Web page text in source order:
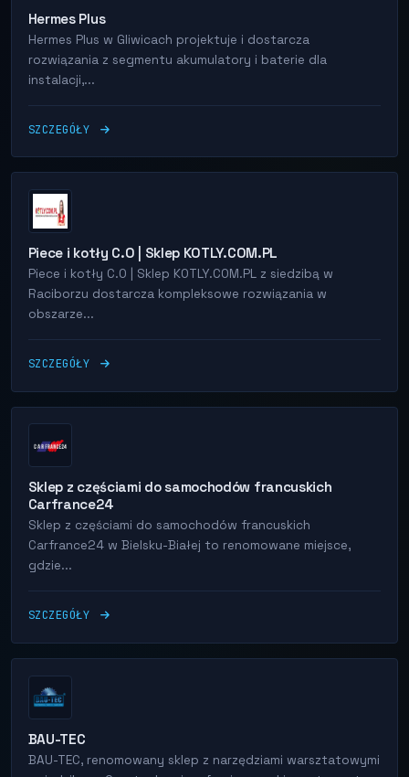
Hermes Plus
Hermes Plus w Gliwicach projektuje i dostarcza
rozwiązania z segmentu akumulatory i baterie dla
instalacji,...
SZCZEGÓŁY
Piece i kotły C.O | Sklep KOTLY.COM.PL
Piece i kotły C.O | Sklep KOTLY.COM.PL z siedzibą w
Raciborzu dostarcza kompleksowe rozwiązania w
obszarze...
SZCZEGÓŁY
Sklep z częściami do samochodów francuskich
Carfrance24
Sklep z częściami do samochodów francuskich
Carfrance24 w Bielsku-Białej to renomowane miejsce,
gdzie...
SZCZEGÓŁY
BAU-TEC
BAU-TEC, renomowany sklep z narzędziami warsztatowymi